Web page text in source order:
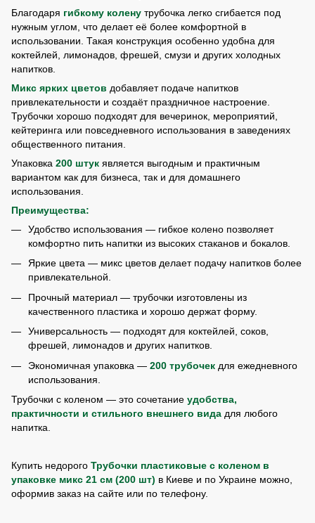
Благодаря гибкому колену трубочка легко сгибается под
нужным углом, что делает её более комфортной в
использовании. Такая конструкция особенно удобна для
коктейлей, лимонадов, фрешей, смузи и других холодных
напитков.
Микс ярких цветов добавляет подаче напитков
привлекательности и создаёт праздничное настроение.
Трубочки хорошо подходят для вечеринок, мероприятий,
кейтеринга или повседневного использования в заведениях
общественного питания.
Упаковка 200 штук является выгодным и практичным
вариантом как для бизнеса, так и для домашнего
использования.
Преимущества:
Удобство использования — гибкое колено позволяет
комфортно пить напитки из высоких стаканов и бокалов.
Яркие цвета — микс цветов делает подачу напитков более
привлекательной.
Прочный материал — трубочки изготовлены из
качественного пластика и хорошо держат форму.
Универсальность — подходят для коктейлей, соков,
фрешей, лимонадов и других напитков.
Экономичная упаковка — 200 трубочек для ежедневного
использования.
Трубочки с коленом — это сочетание удобства,
практичности и стильного внешнего вида для любого
напитка.
Купить недорого Трубочки пластиковые с коленом в
упаковке микс 21 см (200 шт) в Киеве и по Украине можно,
оформив заказ на сайте или по телефону.